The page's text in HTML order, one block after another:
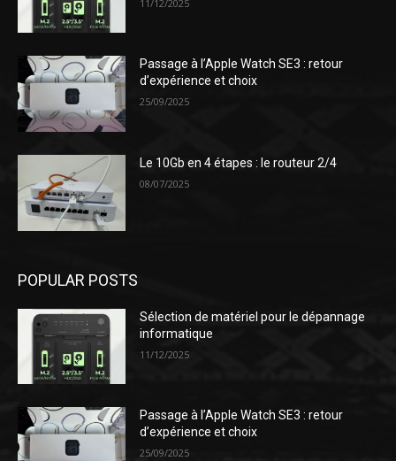
11/12/2025
Passage à l’Apple Watch SE3 : retour
d’expérience et choix
25/09/2025
Le 10Gb en 4 étapes : le routeur 2/4
08/07/2025
POPULAR POSTS
Sélection de matériel pour le dépannage
informatique
11/12/2025
Passage à l’Apple Watch SE3 : retour
d’expérience et choix
25/09/2025